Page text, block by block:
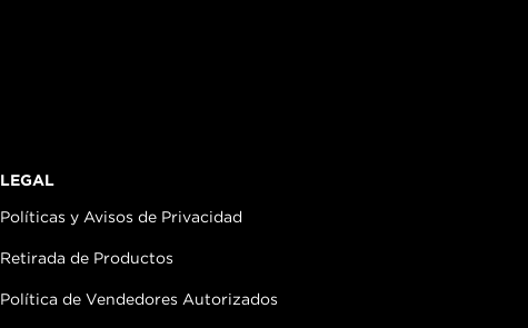
LEGAL
Políticas y Avisos de Privacidad
Retirada de Productos
Política de Vendedores Autorizados